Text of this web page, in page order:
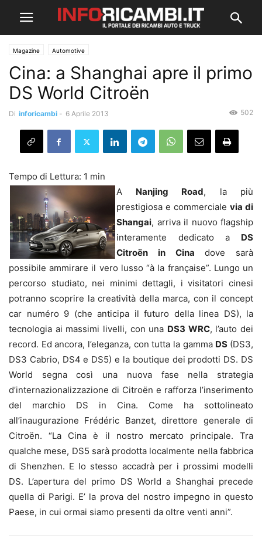
Magazine Automotive
Cina: a Shanghai apre il primo
DS World Citroën
Di inforicambi - 6 Aprile 2013 502
A Nanjing Road, la più
prestigiosa e commerciale via di
Shangai, arriva il nuovo flagship
interamente dedicato a DS
Citroën in Cina dove sarà
possibile ammirare il vero lusso “à la française”. Lungo un
percorso studiato, nei minimi dettagli, i visitatori cinesi
potranno scoprire la creatività della marca, con il concept
car numéro 9 (che anticipa il futuro della linea DS), la
tecnologia ai massimi livelli, con una DS3 WRC, l’auto dei
record. Ed ancora, l’eleganza, con tutta la gamma DS (DS3,
DS3 Cabrio, DS4 e DS5) e la boutique dei prodotti DS. DS
World segna così una nuova fase nella strategia
d’internazionalizzazione di Citroën e rafforza l’inserimento
del marchio DS in Cina. Come ha sottolineato
all’inaugurazione Frédéric Banzet, direttore generale di
Citroën. “La Cina è il nostro mercato principale. Tra
qualche mese, DS5 sarà prodotta localmente nella fabbrica
di Shenzhen. E lo stesso accadrà per i prossimi modelli
DS. L’apertura del primo DS World a Shanghai precede
quella di Parigi. E’ la prova del nostro impegno in questo
Paese, in cui ormai siamo presenti da oltre venti anni”.